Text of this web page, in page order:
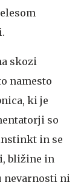
skozi
namesto
ki je
so
in se
bližine in
nevarnosti ni